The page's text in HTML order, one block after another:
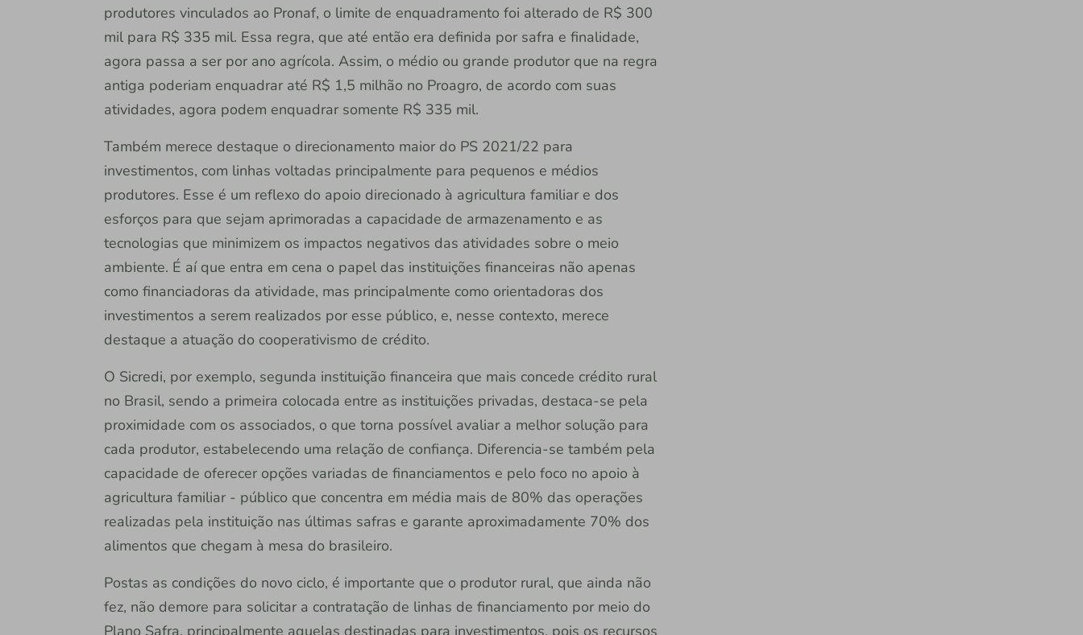
produtores vinculados ao Pronaf, o limite de enquadramento foi alterado de R$ 300
mil para R$ 335 mil. Essa regra, que até então era definida por safra e finalidade,
agora passa a ser por ano agrícola. Assim, o médio ou grande produtor que na regra
antiga poderiam enquadrar até R$ 1,5 milhão no Proagro, de acordo com suas
atividades, agora podem enquadrar somente R$ 335 mil.
Também merece destaque o direcionamento maior do PS 2021/22 para
investimentos, com linhas voltadas principalmente para pequenos e médios
produtores. Esse é um reflexo do apoio direcionado à agricultura familiar e dos
esforços para que sejam aprimoradas a capacidade de armazenamento e as
tecnologias que minimizem os impactos negativos das atividades sobre o meio
ambiente. É aí que entra em cena o papel das instituições financeiras não apenas
como financiadoras da atividade, mas principalmente como orientadoras dos
investimentos a serem realizados por esse público, e, nesse contexto, merece
destaque a atuação do cooperativismo de crédito.
O Sicredi, por exemplo, segunda instituição financeira que mais concede crédito rural
no Brasil, sendo a primeira colocada entre as instituições privadas, destaca-se pela
proximidade com os associados, o que torna possível avaliar a melhor solução para
cada produtor, estabelecendo uma relação de confiança. Diferencia-se também pela
capacidade de oferecer opções variadas de financiamentos e pelo foco no apoio à
agricultura familiar - público que concentra em média mais de 80% das operações
realizadas pela instituição nas últimas safras e garante aproximadamente 70% dos
alimentos que chegam à mesa do brasileiro.
Postas as condições do novo ciclo, é importante que o produtor rural, que ainda não
fez, não demore para solicitar a contratação de linhas de financiamento por meio do
Plano Safra, principalmente aquelas destinadas para investimentos, pois os recursos